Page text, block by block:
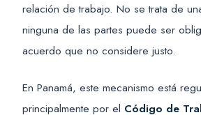
relación de trabajo. No se trata de
ninguna de las partes puede ser
acuerdo que no considere justo.
En Panamá, este mecanismo está
principalmente por el Código de